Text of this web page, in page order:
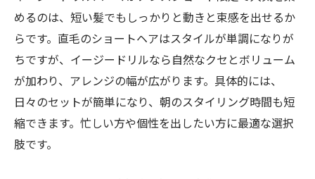
めるのは、短い髪でもしっかりと動きと束感を出せるか
らです。直毛のショートヘアはスタイルが単調になりが
ちですが、イージードリルなら自然なクセとボリューム
が加わり、アレンジの幅が広がります。具体的には、
日々のセットが簡単になり、朝のスタイリング時間も短
縮できます。忙しい方や個性を出したい方に最適な選択
肢です。